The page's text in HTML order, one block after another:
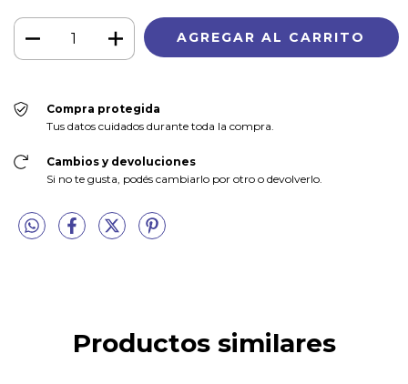
Compra protegida
Tus datos cuidados durante toda la compra.
Cambios y devoluciones
Si no te gusta, podés cambiarlo por otro o devolverlo.
Productos similares